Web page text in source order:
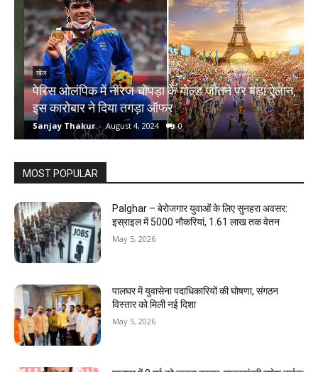
खेल
पेरिस ओलंपिक में नीरज चोपड़ा के गोल्ड जीतने पर बड़ा ऐलान,
इस कारोबार ने दिया तगड़ा ऑफर
Sanjay Thakur - August 4, 2024 0
MOST POPULAR
Palghar – बेरोजगार युवाओं के लिए सुनहरा अवसर:
इस्राइल में 5000 नौकरियां, ₹1.61 लाख तक वेतन
May 5, 2026
पालघर में युवासेना पदाधिकारियों की घोषणा, संगठन
विस्तार को मिली नई दिशा
May 5, 2026